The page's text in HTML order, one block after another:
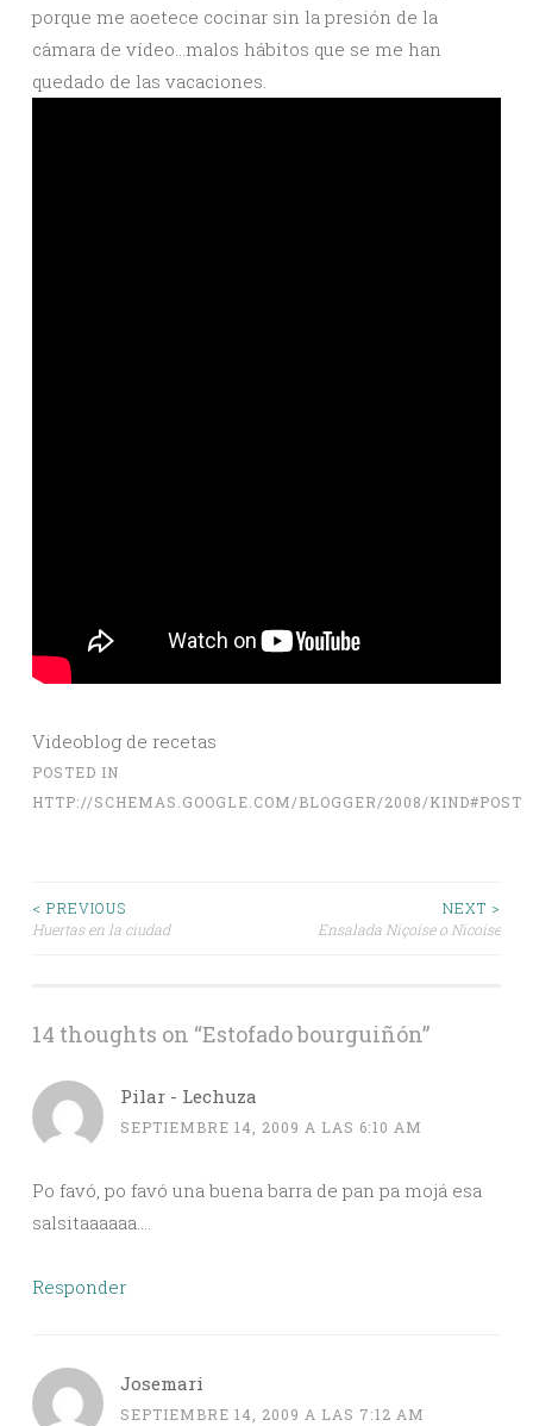
porque me aoetece cocinar sin la presión de la
cámara de vídeo…malos hábitos que se me han
quedado de las vacaciones.
Videoblog de recetas
POSTED IN
HTTP://SCHEMAS.GOOGLE.COM/BLOGGER/2008/KIND#POST
Post
< PREVIOUS
Huertas en la ciudad
NEXT >
Ensalada Niçoise o Nicoise
14 thoughts on “Estofado bourguiñón”
Pilar - Lechuza
SEPTIEMBRE 14, 2009 A LAS 6:10 AM
Po favó, po favó una buena barra de pan pa mojá esa
salsitaaaaaa….
Responder
Josemari
SEPTIEMBRE 14, 2009 A LAS 7:12 AM